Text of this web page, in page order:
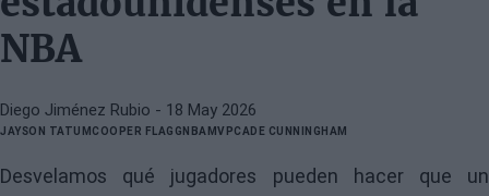
NBA
Diego Jiménez Rubio - 18 May 2026
JAYSON TATUMCOOPER FLAGGNBAMVPCADE CUNNINGHAM
Desvelamos qué jugadores pueden hacer que un